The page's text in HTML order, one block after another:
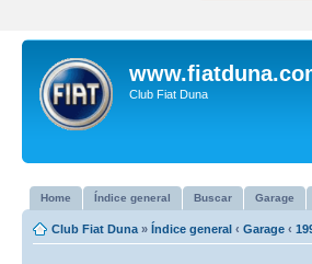
Club Fiat Duna
Home Índice general Buscar Garage
Club Fiat Duna » Índice general ‹ Garage ‹